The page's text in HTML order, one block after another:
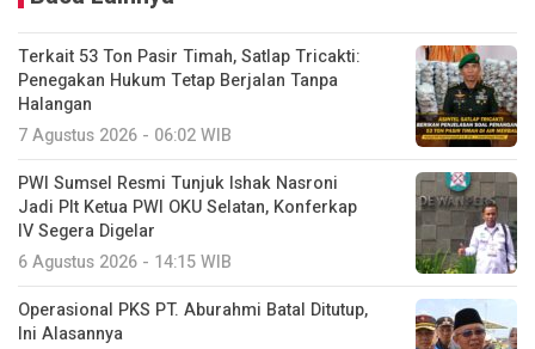
Terkait 53 Ton Pasir Timah, Satlap Tricakti:
Penegakan Hukum Tetap Berjalan Tanpa
Halangan
7 Agustus 2026 - 06:02 WIB
PWI Sumsel Resmi Tunjuk Ishak Nasroni
Jadi Plt Ketua PWI OKU Selatan, Konferkap
IV Segera Digelar
6 Agustus 2026 - 14:15 WIB
Operasional PKS PT. Aburahmi Batal Ditutup,
Ini Alasannya